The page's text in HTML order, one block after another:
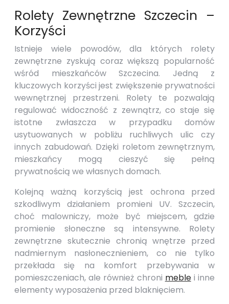
Rolety Zewnętrzne Szczecin –
Korzyści
Istnieje wiele powodów, dla których rolety
zewnętrzne zyskują coraz większą popularność
wśród mieszkańców Szczecina. Jedną z
kluczowych korzyści jest zwiększenie prywatności
wewnętrznej przestrzeni. Rolety te pozwalają
regulować widoczność z zewnątrz, co staje się
istotne zwłaszcza w przypadku domów
usytuowanych w pobliżu ruchliwych ulic czy
innych zabudowań. Dzięki roletom zewnętrznym,
mieszkańcy mogą cieszyć się pełną
prywatnością we własnych domach.
Kolejną ważną korzyścią jest ochrona przed
szkodliwym działaniem promieni UV. Szczecin,
choć malowniczy, może być miejscem, gdzie
promienie słoneczne są intensywne. Rolety
zewnętrzne skutecznie chronią wnętrze przed
nadmiernym nasłonecznieniem, co nie tylko
przekłada się na komfort przebywania w
pomieszczeniach, ale również chroni meblei inne
elementy wyposażenia przed blaknięciem.